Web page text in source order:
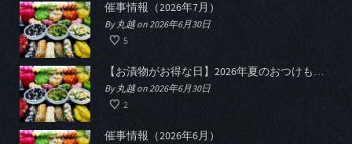
催事情報（2026年7月）
By 丸越 on 2026年6月30日
5
【お漬物がお得な日】2026年夏のおつけものデー開催
By 丸越 on 2026年6月30日
2
催事情報（2026年6月）